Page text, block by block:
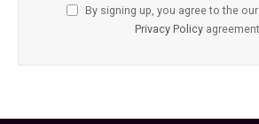
By signing up, you agree to the
Privacy Policy agreement.